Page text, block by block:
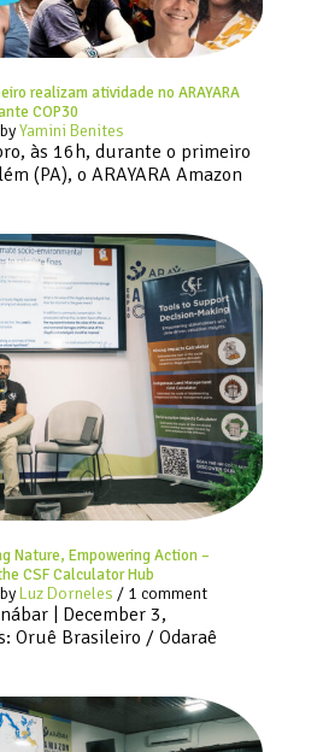
realizam atividade no ARAYARA
COP30
byYamini Benites
às 16h, durante o primeiro
(PA), o ARAYARA Amazon
Nature, Empowering Action –
CSF Calculator Hub
byLuz Dorneles / 1 comment
| December 3,
Oruê Brasileiro / Odaraê